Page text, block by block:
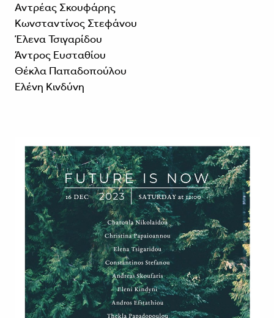
Αντρέας Σκουφάρης
Κωνσταντίνος Στεφάνου
Έλενα Τσιγαρίδου
Άντρος Ευσταθίου
Θέκλα Παπαδοπούλου
Ελένη Κινδύνη